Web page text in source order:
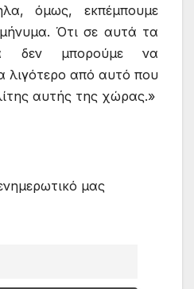
όμως, εκπέμπουμε
Ότι σε αυτά τα
δεν μπορούμε να
λιγότερο από αυτό που
αυτής της χώρας.»
μας